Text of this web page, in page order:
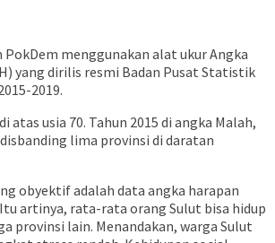
PokDem menggunakan alat ukur Angka
yang dirilis resmi Badan Pusat Statistik
2019.
atas usia 70. Tahun 2015 di angka Malah,
lima provinsi di daratan
obyektif adalah data angka harapan
artinya, rata-rata orang Sulut bisa hidup
provinsi lain. Menandakan, warga Sulut